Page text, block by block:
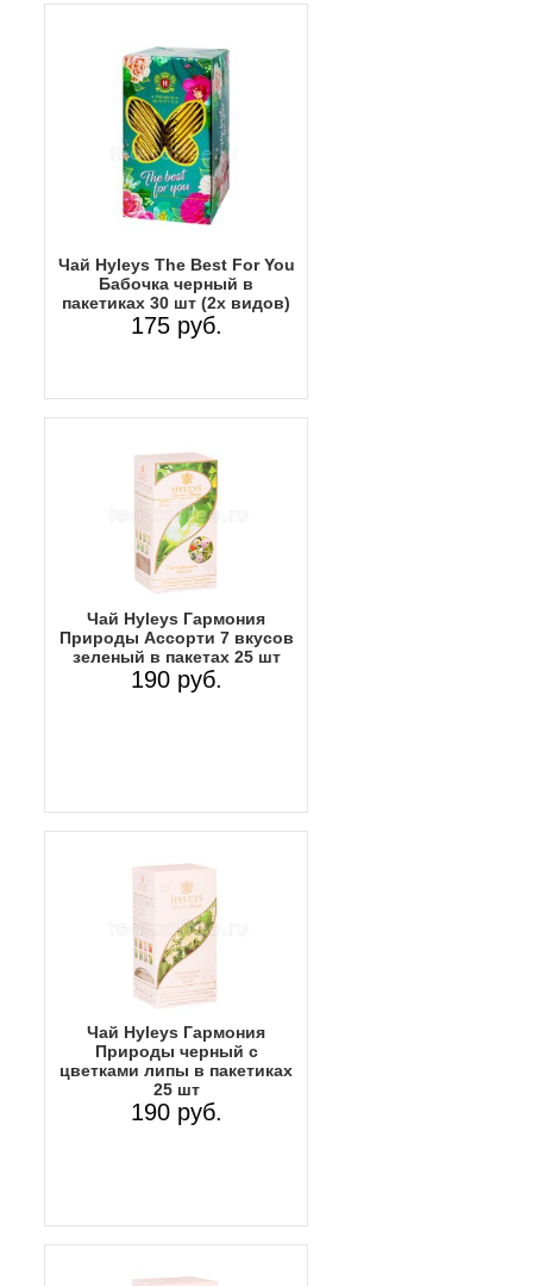
Чай Hyleys The Best For You
Бабочка черный в
пакетиках 30 шт (2х видов)
175 руб.
Чай Hyleys Гармония
Природы Ассорти 7 вкусов
зеленый в пакетах 25 шт
190 руб.
Чай Hyleys Гармония
Природы черный с
цветками липы в пакетиках
25 шт
190 руб.